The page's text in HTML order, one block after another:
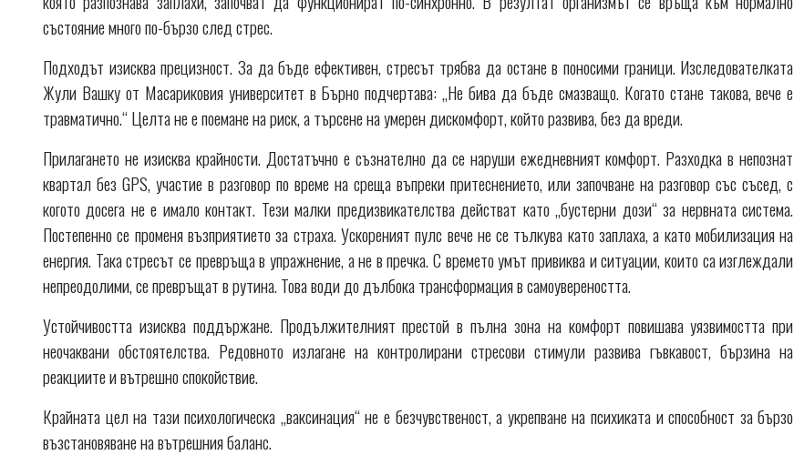
състояние много по-бързо след стрес.
Подходът изисква прецизност. За да бъде ефективен, стресът трябва да остане в поносими граници. Изследователката
Жули Вашку от Масариковия университет в Бърно подчертава: „Не бива да бъде смазващо. Когато стане такова, вече е
травматично.“ Целта не е поемане на риск, а търсене на умерен дискомфорт, който развива, без да вреди.
Прилагането не изисква крайности. Достатъчно е съзнателно да се наруши ежедневният комфорт. Разходка в непознат
квартал без GPS, участие в разговор по време на среща въпреки притеснението, или започване на разговор със съсед, с
когото досега не е имало контакт. Тези малки предизвикателства действат като „бустерни дози“ за нервната система.
Постепенно се променя възприятието за страха. Ускореният пулс вече не се тълкува като заплаха, а като мобилизация на
енергия. Така стресът се превръща в упражнение, а не в пречка. С времето умът привиква и ситуации, които са изглеждали
непреодолими, се превръщат в рутина. Това води до дълбока трансформация в самоувереността.
Устойчивостта изисква поддържане. Продължителният престой в пълна зона на комфорт повишава уязвимостта при
неочаквани обстоятелства. Редовното излагане на контролирани стресови стимули развива гъвкавост, бързина на
реакциите и вътрешно спокойствие.
Крайната цел на тази психологическа „ваксинация“ не е безчувственост, а укрепване на психиката и способност за бързо
възстановяване на вътрешния баланс.